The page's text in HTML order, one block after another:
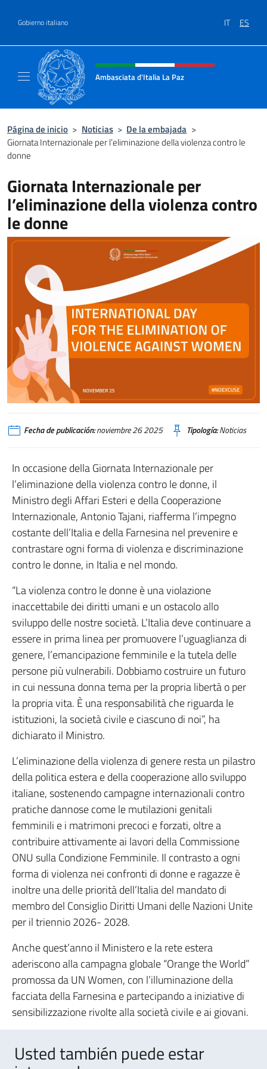
Gobierno italiano IT ES
Encabezado del sitio web,
Ambasciata d'Italia La Paz
Página de inicio > Noticias > De la embajada >
Giornata Internazionale per l’eliminazione della violenza contro le
donne
Giornata Internazionale per
l’eliminazione della violenza contro
le donne
Fecha de publicación:noviembre 26 2025 Tipología:Noticias
In occasione della Giornata Internazionale per
l’eliminazione della violenza contro le donne, il
Ministro degli Affari Esteri e della Cooperazione
Internazionale, Antonio Tajani, riafferma l’impegno
costante dell’Italia e della Farnesina nel prevenire e
contrastare ogni forma di violenza e discriminazione
contro le donne, in Italia e nel mondo.
“La violenza contro le donne è una violazione
inaccettabile dei diritti umani e un ostacolo allo
sviluppo delle nostre società. L’Italia deve continuare a
essere in prima linea per promuovere l’uguaglianza di
genere, l’emancipazione femminile e la tutela delle
persone più vulnerabili. Dobbiamo costruire un futuro
in cui nessuna donna tema per la propria libertà o per
la propria vita. È una responsabilità che riguarda le
istituzioni, la società civile e ciascuno di noi”, ha
dichiarato il Ministro.
L’eliminazione della violenza di genere resta un pilastro
della politica estera e della cooperazione allo sviluppo
italiane, sostenendo campagne internazionali contro
pratiche dannose come le mutilazioni genitali
femminili e i matrimoni precoci e forzati, oltre a
contribuire attivamente ai lavori della Commissione
ONU sulla Condizione Femminile. Il contrasto a ogni
forma di violenza nei confronti di donne e ragazze è
inoltre una delle priorità dell’Italia del mandato di
membro del Consiglio Diritti Umani delle Nazioni Unite
per il triennio 2026- 2028.
Anche quest’anno il Ministero e la rete estera
aderiscono alla campagna globale “Orange the World”
promossa da UN Women, con l’illuminazione della
facciata della Farnesina e partecipando a iniziative di
sensibilizzazione rivolte alla società civile e ai giovani.
Usted también puede estar